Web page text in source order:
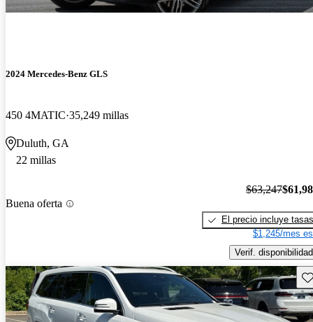
2024 Mercedes-Benz GLS
450 4MATIC 35,249 millas
Duluth, GA
22 millas
Buena oferta
$63,247
El precio incluye tasas
$1,245/mes
Verif. disponibilidad